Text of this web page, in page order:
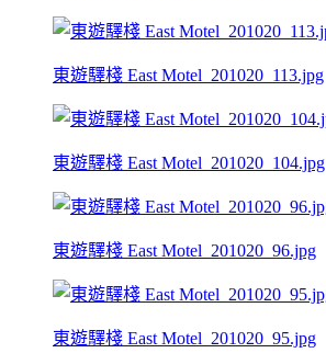
東遊驛棧 East Motel_201020_113.jpg
東遊驛棧 East Motel_201020_104.jpg
東遊驛棧 East Motel_201020_96.jpg
東遊驛棧 East Motel_201020_95.jpg